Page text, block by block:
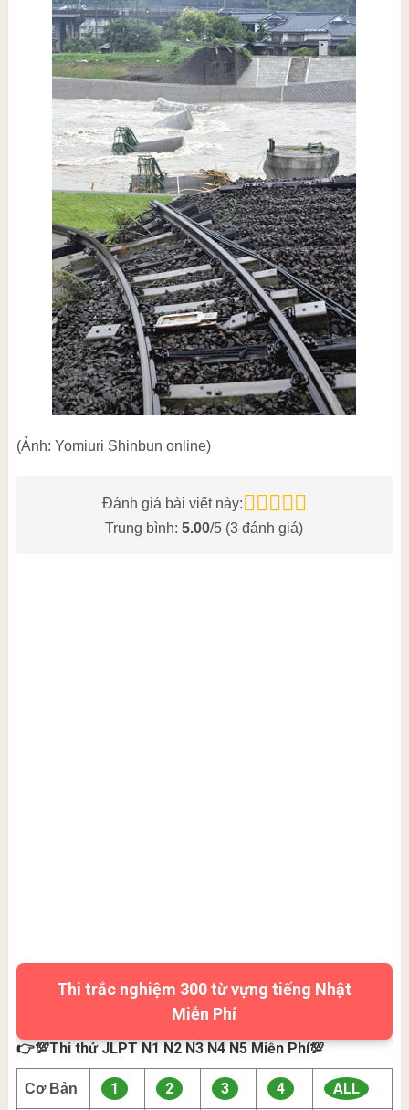
(Ảnh: Yomiuri Shinbun online)
Đánh giá bài viết này:
Trung bình:5.00/5 (3 đánh giá)
Thi trắc nghiệm 300 từ vựng tiếng Nhật
Miễn Phí
👉💯Thi thử JLPT N1 N2 N3 N4 N5 Miễn Phí💯
Cơ Bản 1 2 3 4 ALL